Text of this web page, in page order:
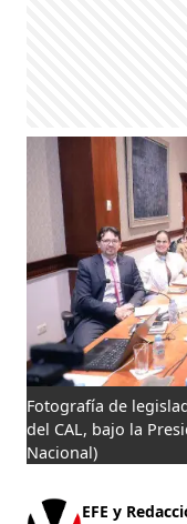
Fotografía de
del CAL, bajo la
Nacional)
EFE y